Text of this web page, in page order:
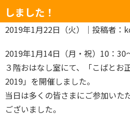
しました！
2019年1月22日（火）
｜投稿者：
2019年1月14日（月・祝）10：30
３階おはなし室にて、「こばとお
2019」を開催しました。
当日は多くの皆さまにご参加いた
ございました。